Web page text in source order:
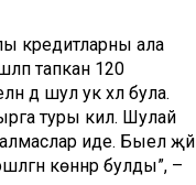
кредитларны ала
тапкан 120
дә шул ук хәл була.
туры килә. Шулай
иде. Быел җәй
көннәр булды”, –